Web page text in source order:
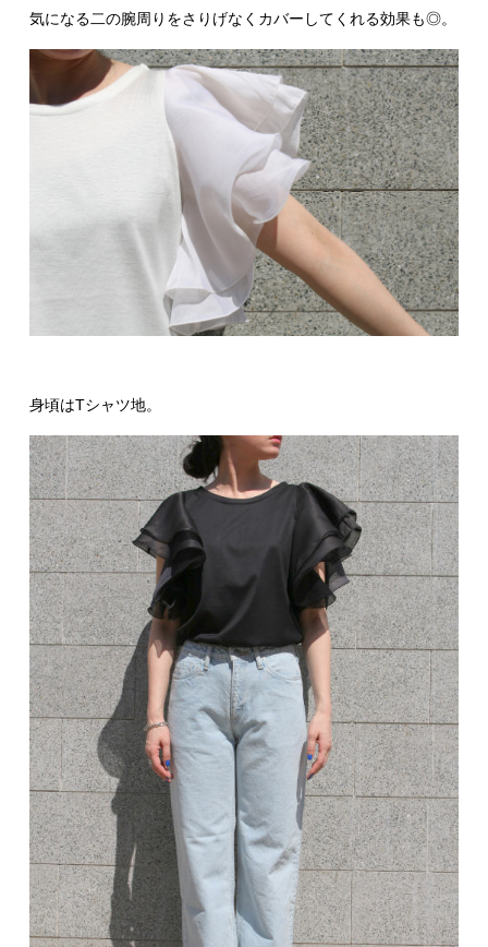
気になる二の腕周りをさりげなくカバーしてくれる効果も◎。
身頃はTシャツ地。